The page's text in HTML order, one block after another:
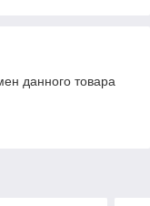
данного товара